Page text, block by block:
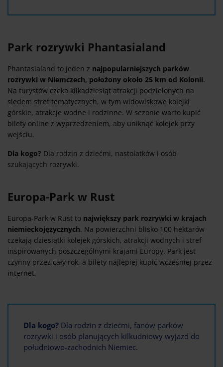
Park rozrywki Phantasialand
Phantasialand to jeden z najpopularniejszych parków
rozrywki w Niemczech, położony około 25 km od Kolonii.
Na turystów czeka kilkadziesiąt atrakcji podzielonych na
siedem stref tematycznych, w tym widowiskowe kolejki
górskie, atrakcje wodne i rodzinne. W sezonie warto kupić
bilety online z wyprzedzeniem, aby uniknąć kolejek przy
wejściu.
Dla kogo? Dla rodzin z dziećmi, nastolatków i osób
szukających rozrywki.
Europa-Park w Rust
Europa-Park w Rust to największy park rozrywki w krajach
niemieckojęzycznych. Na powierzchni blisko 100 hektarów
czekają dziesiątki kolejek górskich, atrakcji wodnych i stref
inspirowanych poszczególnymi krajami Europy. Park jest
czynny przez cały rok, a bilety najlepiej kupić wcześniej przez
internet.
Dla kogo? Dla rodzin z dziećmi, fanów parków
rozrywki i osób planujących kilkudniowy wyjazd do
południowo-zachodnich Niemiec.